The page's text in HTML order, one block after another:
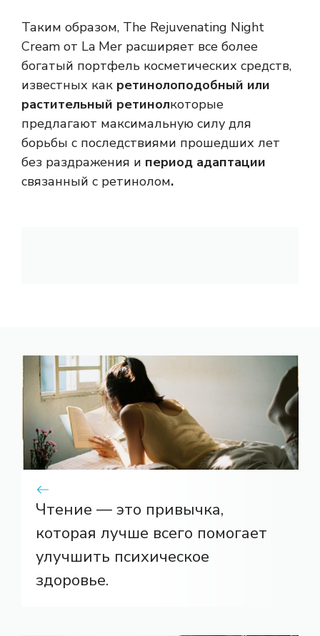
Таким образом, The Rejuvenating Night
Cream от La Mer расширяет все более
богатый портфель косметических средств,
известных как ретинолоподобный или
растительный ретинолкоторые
предлагают максимальную силу для
борьбы с последствиями прошедших лет
без раздражения и период адаптации
связанный с ретинолом.
Чтение — это привычка,
которая лучше всего помогает
улучшить психическое
здоровье.